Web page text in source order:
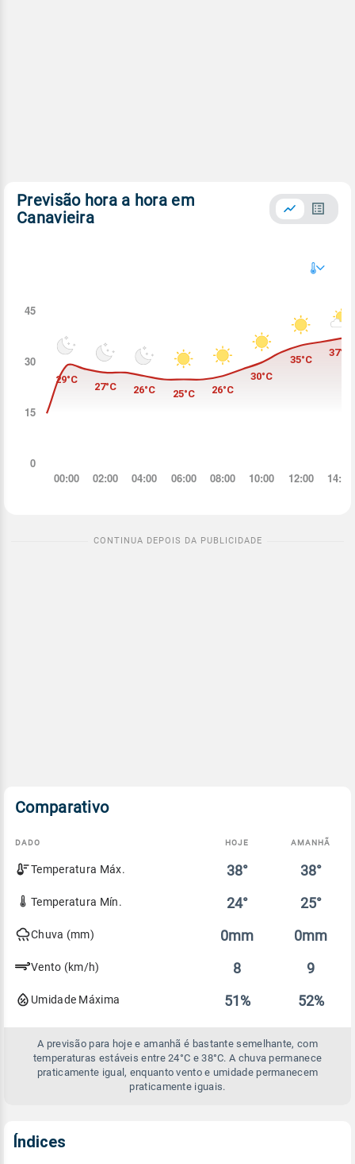
Previsão hora a hora em
Canavieira
Comparativo
Comparativo
entre
previsão
hoje
DADO HOJE AMANHÃ
Temperatura Máx. 38° 38°
Temperatura Mín. 24° 25°
Chuva (mm) 0mm 0mm
Vento (km/h) 8 9
Umidade Máxima 51% 52%
A previsão para hoje e amanhã é bastante semelhante, com
temperaturas estáveis entre 24°C e 38°C. A chuva permanece
praticamente igual, enquanto vento e umidade permanecem
praticamente iguais.
Índices